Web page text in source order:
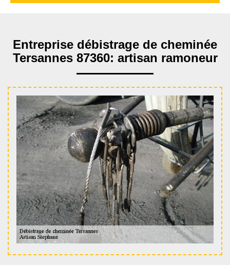
Entreprise débistrage de cheminée
Tersannes 87360: artisan ramoneur